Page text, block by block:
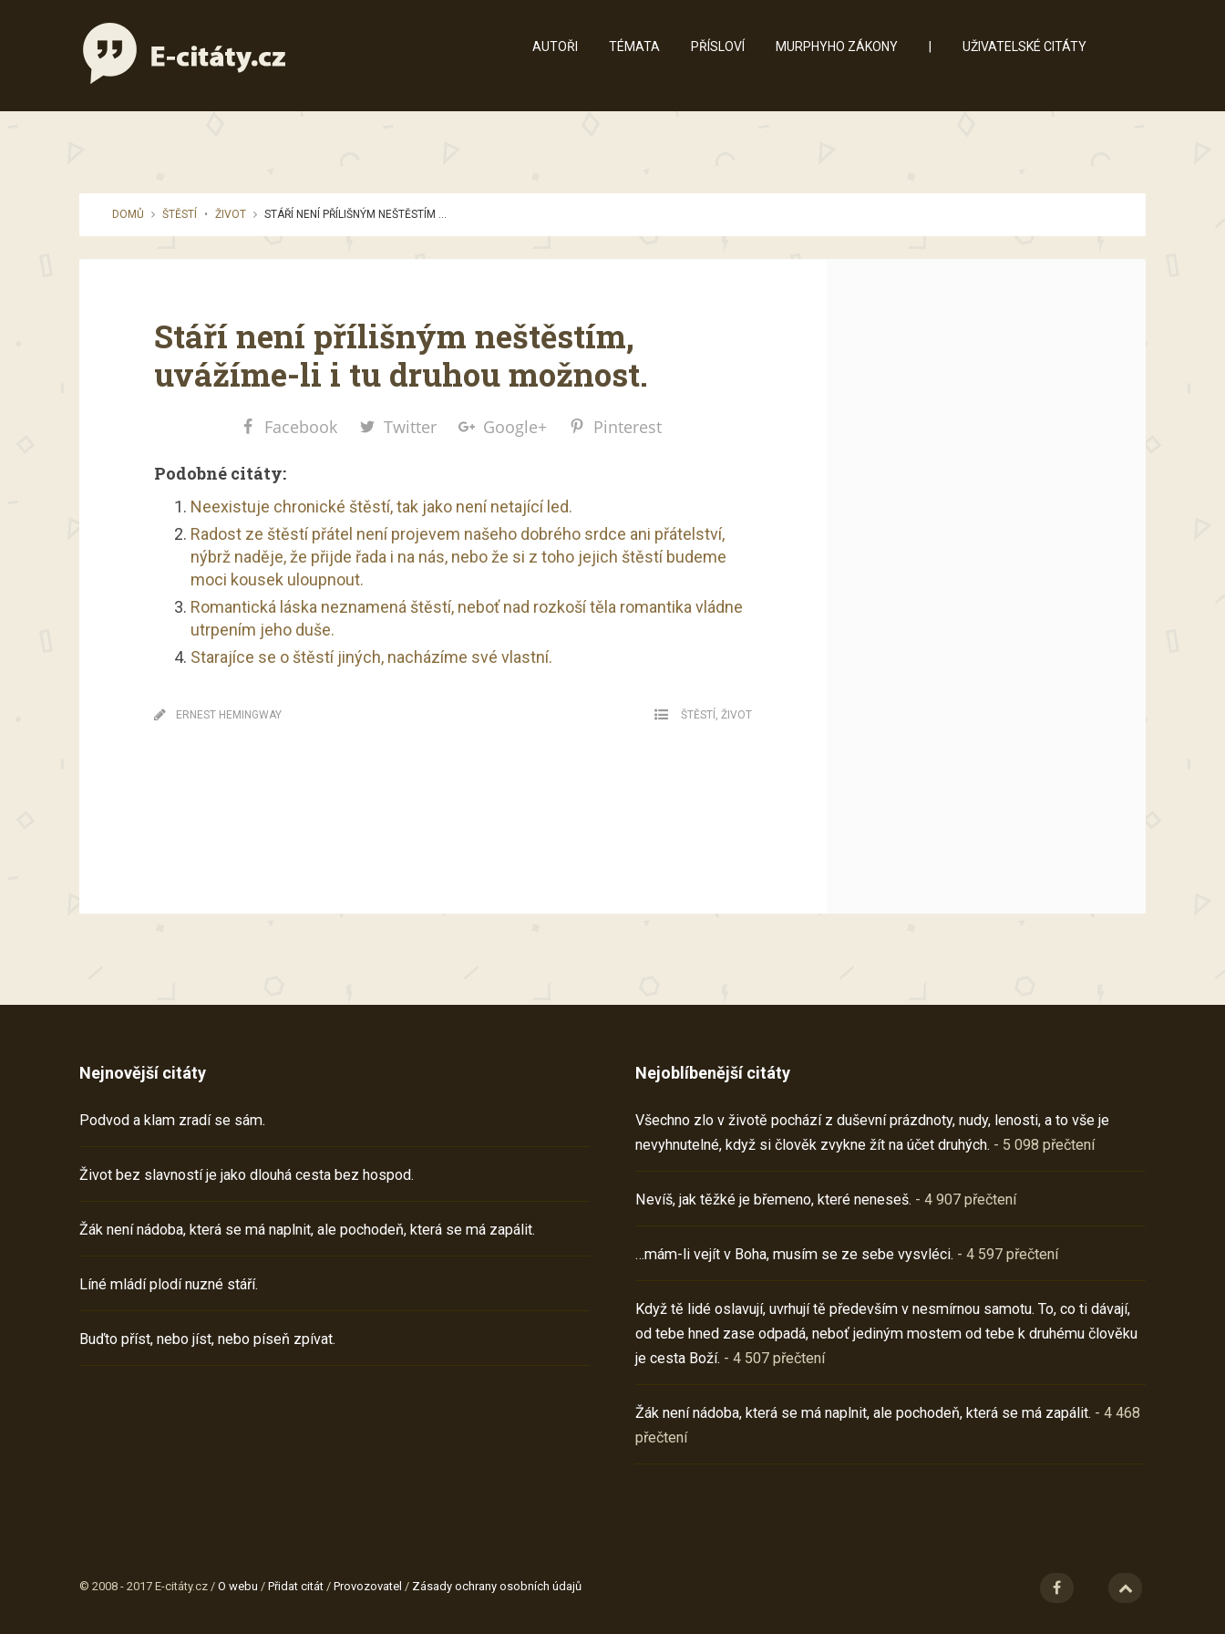
AUTOŘI TÉMATA PŘÍSLOVÍ MURPHYHO ZÁKONY UŽIVATELSKÉ CITÁTY
DOMŮ ŠTĚSTÍ • ŽIVOT STÁŘÍ NENÍ PŘÍLIŠNÝM NEŠTĚSTÍM ...
Stáří není přílišným neštěstím,
uvážíme-li i tu druhou možnost.
Facebook Twitter Google+ Pinterest
Podobné citáty:
Neexistuje chronické štěstí, tak jako není netající led.
Radost ze štěstí přátel není projevem našeho dobrého srdce ani přátelství,
nýbrž naděje, že přijde řada i na nás, nebo že si z toho jejich štěstí budeme
moci kousek uloupnout.
Romantická láska neznamená štěstí, neboť nad rozkoší těla romantika vládne
utrpením jeho duše.
Starajíce se o štěstí jiných, nacházíme své vlastní.
ERNEST HEMINGWAY ŠTĚSTÍ , ŽIVOT
Nejnovější citáty
Podvod a klam zradí se sám.
Život bez slavností je jako dlouhá cesta bez hospod.
Žák není nádoba, která se má naplnit, ale pochodeň, která se má zapálit.
Líné mládí plodí nuzné stáří.
Buďto příst, nebo jíst, nebo píseň zpívat.
Nejoblíbenější citáty
Všechno zlo v životě pochází z duševní prázdnoty, nudy, lenosti, a to vše je
nevyhnutelné, když si člověk zvykne žít na účet druhých. - 5 098 přečtení
Nevíš, jak těžké je břemeno, které neneseš. - 4 907 přečtení
…mám-li vejít v Boha, musím se ze sebe vysvléci. - 4 597 přečtení
Když tě lidé oslavují, uvrhují tě především v nesmírnou samotu. To, co ti dávají,
od tebe hned zase odpadá, neboť jediným mostem od tebe k druhému člověku
je cesta Boží. - 4 507 přečtení
Žák není nádoba, která se má naplnit, ale pochodeň, která se má zapálit. - 4 468
přečtení
© 2008 - 2017 E-citáty.cz / O webu / Přidat citát / Provozovatel / Zásady ochrany osobních údajů